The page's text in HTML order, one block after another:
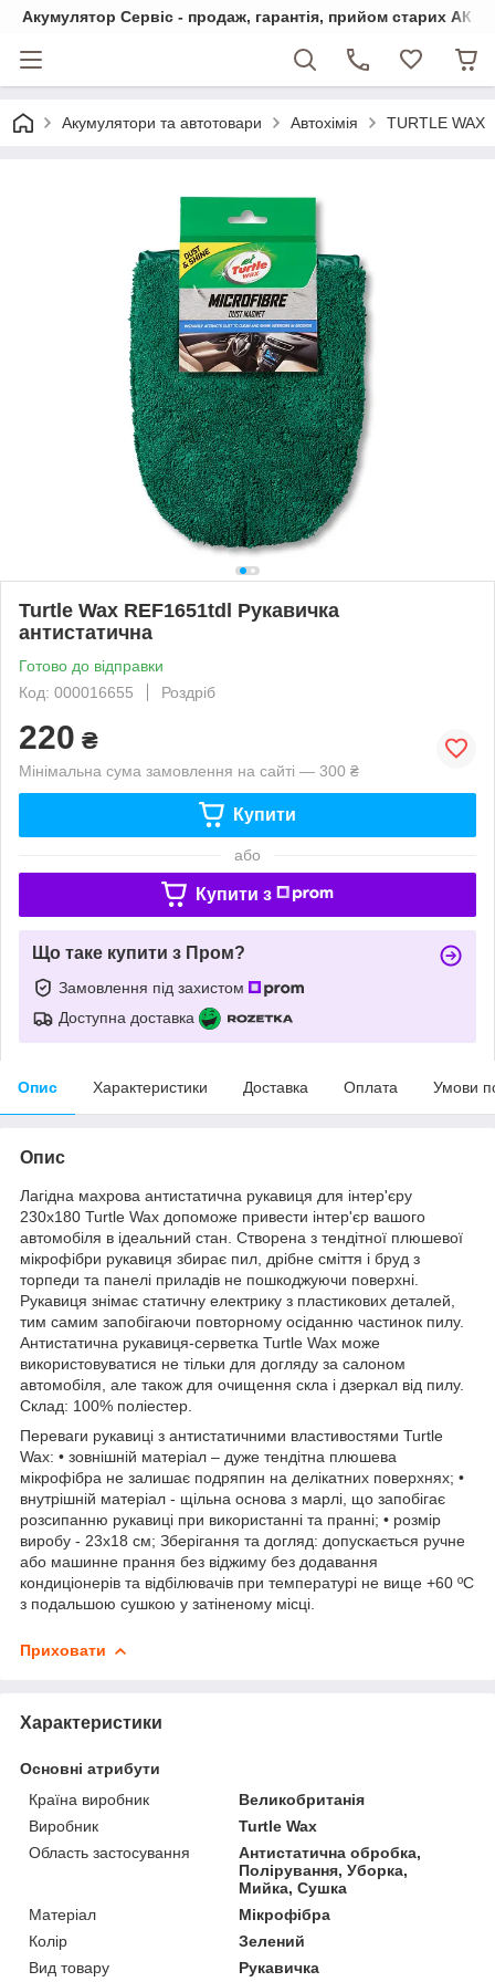
Акумулятор Сервіс - продаж, гарантія, прийом старих АКБ
Акумулятори та автотовари Автохімія TURTLE WAX
Turtle Wax REF1651tdl Рукавичка
антистатична
Готово до відправки
Код: 000016655
Роздріб
220 ₴
Мінімальна сума замовлення на сайті — 300 ₴
Купити
або
Купити з
Що таке купити з Пром?
Замовлення під захистом
Доступна доставка
Опис Характеристики Доставка Оплата Умови
Опис
Лагідна махрова антистатична рукавиця для інтер'єру
230х180 Turtle Wax допоможе привести інтер'єр вашого
автомобіля в ідеальний стан. Створена з тендітної плюшевої
мікрофібри рукавиця збирає пил, дрібне сміття і бруд з
торпеди та панелі приладів не пошкоджуючи поверхні.
Рукавиця знімає статичну електрику з пластикових деталей,
тим самим запобігаючи повторному осіданню частинок пилу.
Антистатична рукавиця-серветка Turtle Wax може
використовуватися не тільки для догляду за салоном
автомобіля, але також для очищення скла і дзеркал від пилу.
Склад: 100% поліестер.
Переваги рукавиці з антистатичними властивостями Turtle
Wax: • зовнішній матеріал – дуже тендітна плюшева
мікрофібра не залишає подряпин на делікатних поверхнях; •
внутрішній матеріал - щільна основа з марлі, що запобігає
розсипанню рукавиці при використанні та пранні; • розмір
виробу - 23х18 см; Зберігання та догляд: допускається ручне
або машинне прання без віджиму без додавання
кондиціонерів та відбілювачів при температурі не вище +60 ºC
з подальшою сушкою у затіненому місці.
Приховати
Характеристики
Основні атрибути
Країна виробник
Великобританія
Виробник
Turtle Wax
Область застосування
Антистатична обробка,
Полірування, Уборка,
Мийка, Сушка
Матеріал
Мікрофібра
Колір
Зелений
Вид товару
Рукавичка